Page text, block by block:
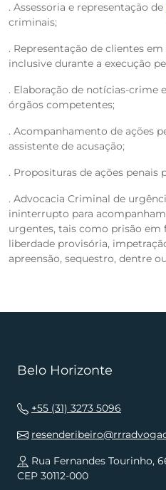
. Assessoria e representação
criminais;
. Representação de clientes
inclusive durante a execução
. Elaboração de notícias-crime
órgãos competentes;
. Acompanhamento de ações
assistente de acusação;
. Proposituras de ações penais
. Advocacia Criminal de
ininterrupto para
urgentes, tais como prisão
liberdade provisória,
apreensão, sequestro, dentre
Belo Horizonte
+55 (31) 3273 5096
Rua Fernandes Tourinho,
CEP 30112-000